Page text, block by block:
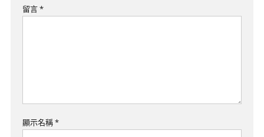
留言*
顯示名稱*